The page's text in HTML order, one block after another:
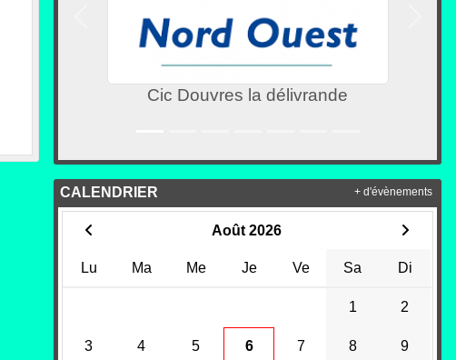
Cic Douvres la délivrande
Précedent
CALENDRIER
Août 2026
Lu Ma Me Je Ve Sa Di
1 2
3 4 5 6 7 8 9
+ d'évènements